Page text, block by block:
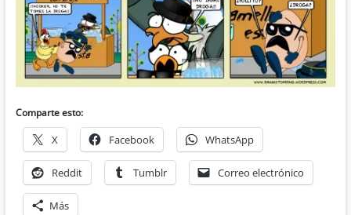
Comparte esto:
X Facebook WhatsApp
Reddit Tumblr Correo electrónico
Más